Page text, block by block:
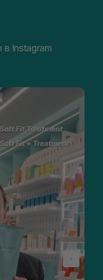
в Instagram